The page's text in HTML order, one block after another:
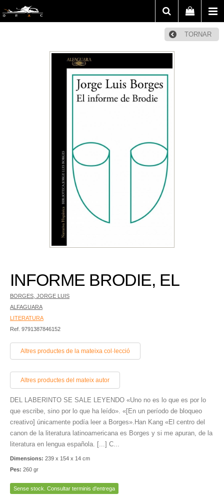
TORNAR
INFORME BRODIE, EL
BORGES, JORGE LUIS
ALFAGUARA
LITERATURA
Ref. 9791387846152
Altres productes de la mateixa col·lecció
Altres productes del mateix autor
DEL LABERINTO SE SALE LEYENDO «Uno no es lo que es por lo
que escribe, sino por lo que ha leído». «[En un período de bloqueo
creativo] únicamente podía leer a Borges».Han Kang «El centro del
canon de la literatura latinoamericana es Borges y si me apuran, de la
literatura en lengua española. [...] C...
Dimensions: 239 x 154 x 14 cm
Pes: 260 gr
Sense stock. Consultar terminis d'entrega